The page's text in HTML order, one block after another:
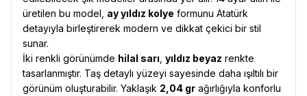
üretilen bu model, ay yıldız kolye formunu Atatürk
detayıyla birleştirerek modern ve dikkat çekici bir stil
sunar.
İki renkli görünümde hilal sarı yıldız beyaz renkte
tasarlanmıştır. Taş detaylı yüzeyi sayesinde daha ışıltılı bir
görünüm oluşturabilir. Yaklaşık 2,04 gr ağırlığıyla konforlu